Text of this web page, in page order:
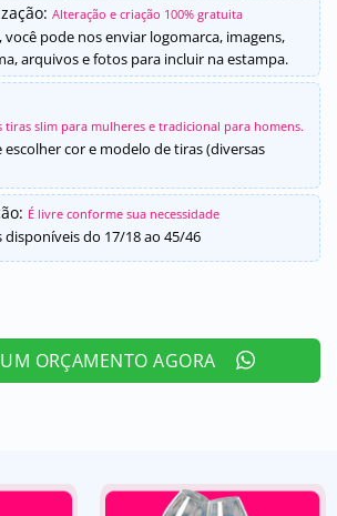
Alteração e criação 100% gratuita
você pode nos enviar logomarca, imagens,
arquivos e fotos para incluir na estampa.
tiras slim para mulheres e tradicional para homens.
escolher cor e modelo de tiras (diversas
É livre conforme sua necessidade
disponíveis do 17/18 ao 45/46
ORÇAMENTO AGORA